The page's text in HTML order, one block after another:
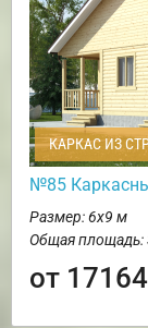
КАРКАС ИЗ
№85
Размер: 6х9 м
Общая площадь:
от